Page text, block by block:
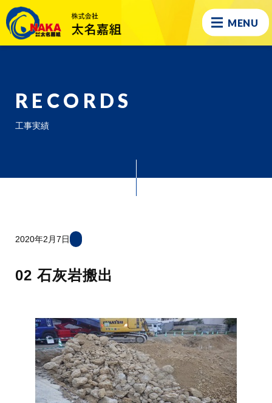
MENU
RECORDS
工事実績
2020年2月7日
02 石灰岩搬出